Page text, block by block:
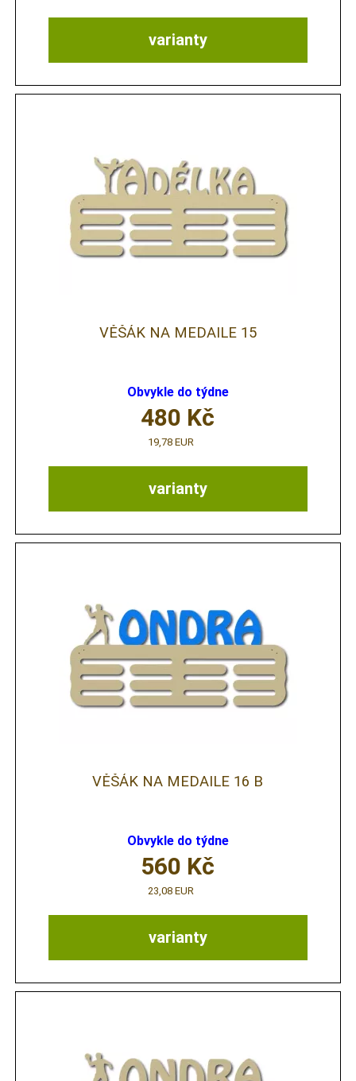
varianty
VĚŠÁK NA MEDAILE 15
Obvykle do týdne
varianty
480 Kč
19,78 EUR
VĚŠÁK NA MEDAILE 16 B
Obvykle do týdne
varianty
560 Kč
23,08 EUR